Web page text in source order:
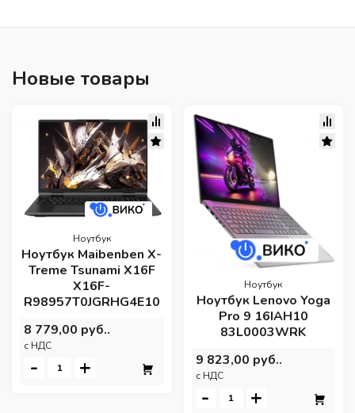
Новые товары
Ноутбук
Ноутбук Maibenben X-
Treme Tsunami X16F
X16F-
R98957T0JGRHG4E10
8 779,00 руб..
c НДС
- +
Ноутбук
Ноутбук Lenovo Yoga
Pro 9 16IAH10
83L0003WRK
9 823,00 руб..
c НДС
- +